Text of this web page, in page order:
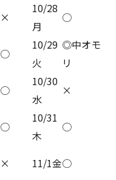
×
10/28
月
○
○
10/29
火
◎中オモ
リ
○
10/30
水
×
○
10/31
木
○
× 11/1金○